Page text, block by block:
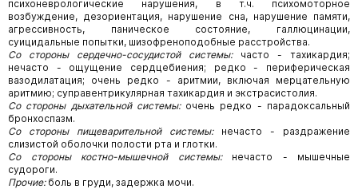
психоневрологические нарушения, в т.ч. психомоторное
возбуждение, дезориентация, нарушение сна, нарушение памяти,
агрессивность, паническое состояние, галлюцинации,
суицидальные попытки, шизофреноподобные расстройства.
Со стороны сердечно-сосудистой системы: часто - тахикардия;
нечасто - ощущение сердцебиения; редко - периферическая
вазодилатация; очень редко - аритмии, включая мерцательную
аритмию; суправентрикулярная тахикардия и экстрасистолия.
Со стороны дыхательной системы:очень редко - парадоксальный
бронхоспазм.
Со стороны пищеварительной системы:нечасто - раздражение
слизистой оболочки полости рта и глотки.
Со стороны костно-мышечной системы:нечасто - мышечные
судороги.
Прочие:боль в груди, задержка мочи.